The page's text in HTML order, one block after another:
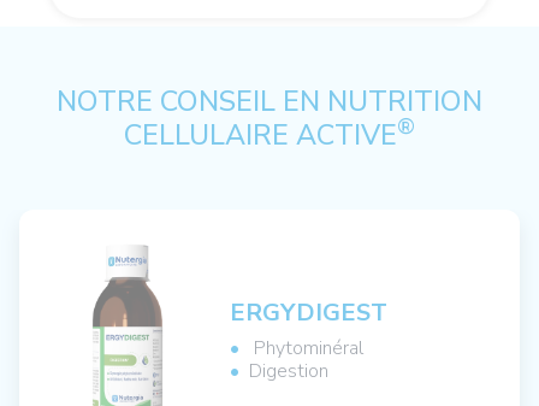
NOTRE CONSEIL EN NUTRITION
CELLULAIRE ACTIVE®
ERGYDIGEST
Phytominéral
Digestion